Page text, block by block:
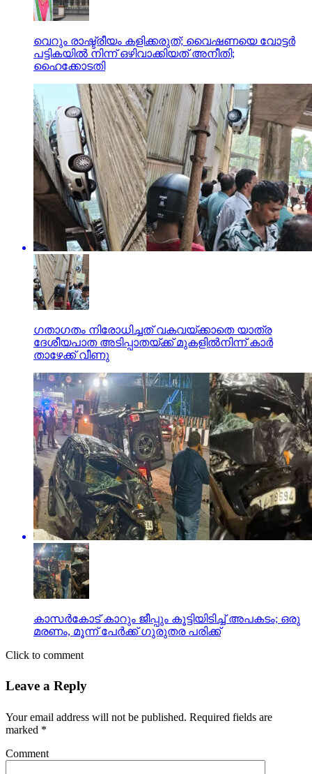
വെറും രാഷ്ട്രീയം കളിക്കരുത്; വൈഷണയെ വോട്ടര്‍
പട്ടികയില്‍ നിന്ന് ഒഴിവാക്കിയത് അനീതി;
ഹൈക്കോടതി
ഗതാഗതം നിരോധിച്ചത് വകവയ്ക്കാതെ യാത്ര
ദേശീയപാത അടിപ്പാതയ്ക്ക് മുകളില്‍നിന്ന് കാര്‍
താഴേക്ക് വീണു
കാസര്‍കോട് കാറും ജീപ്പും കൂട്ടിയിടിച്ച് അപകടം; ഒരു
മരണം, മൂന്ന് പേര്‍ക്ക് ഗുരുതര പരിക്ക്
Click to comment
Leave a Reply
Your email address will not be published. Required fields are
marked *
Comment